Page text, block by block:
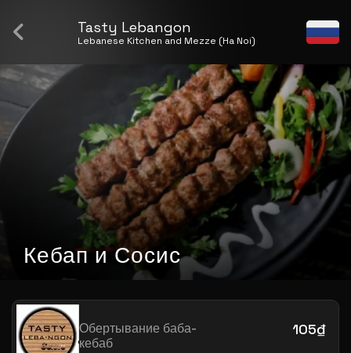
Tasty Lebangon
Lebanese Kitchen and Mezze (Ha Noi)
Кебап и Сосис
Обертывание баба-
кебаб
105₫